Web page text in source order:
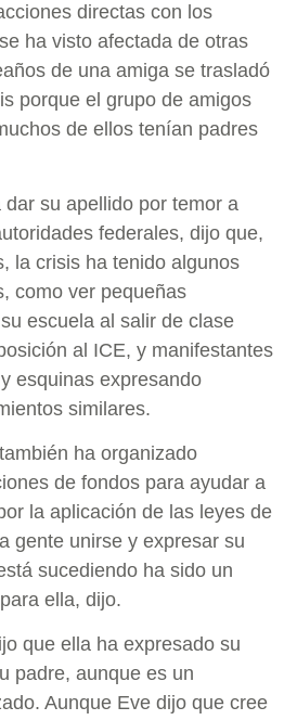
directas con los
ha visto afectada de otras
de una amiga se trasladó
porque el grupo de amigos
de ellos tenían padres
su apellido por temor a
federales, dijo que,
la crisis ha tenido algunos
como ver pequeñas
escuela al salir de clase
al ICE, y manifestantes
esquinas expresando
similares.
ha organizado
de fondos para ayudar a
la aplicación de las leyes de
gente unirse y expresar su
sucediendo ha sido un
ella, dijo.
que ella ha expresado su
padre, aunque es un
Aunque Eve dijo que cree